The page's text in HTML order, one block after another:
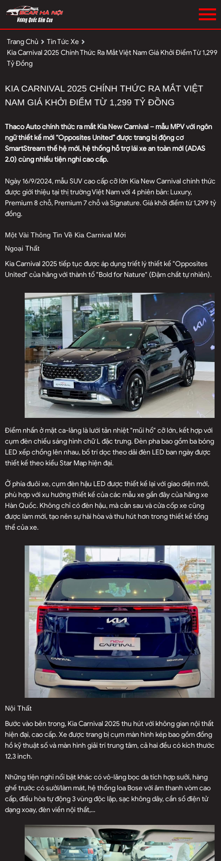
Trang Chủ
Tin Tức Xe
Kia Carnival 2025 Chính Thức Ra Mắt Việt Nam Giá Khởi Điểm Từ 1,299
Tỷ Đồng
KIA CARNIVAL 2025 CHÍNH THỨC RA MẮT VIỆT
NAM GIÁ KHỞI ĐIỂM TỪ 1,299 TỶ ĐỒNG
Thaco Auto chính thức ra mắt Kia New Carnival – mẫu MPV với ngôn
ngữ thiết kế mới “Opposites United” được trang bị động cơ
SmartStream thế hệ mới, hệ thống hỗ trợ lái xe an toàn mới (ADAS
2.0) cùng nhiều tiện nghi cao cấp.
Ngày 16/9/2024, mẫu SUV cao cấp cỡ lớn Kia New Carnival chính thức
được giới thiệu tại thị trường Việt Nam với 4 phiên bản: Luxury,
Premium 8 chỗ, Premium 7 chỗ và Signature. Giá khởi điểm từ 1,299 tỷ
đồng.
Một Vài Thông Tin Về Kia Carnival Mới
Ngoại Thất
Kia Carnival 2025 tiếp tục được áp dụng triết lý thiết kế "Opposites
United" của hãng với thành tố "Bold for Nature" (Đậm chất tự nhiên).
Điểm nhấn ở mặt ca-lăng là lưới tản nhiệt "mũi hổ" cỡ lớn, kết hợp với
cụm đèn chiếu sáng hình chữ L đặc trưng. Đèn pha bao gồm ba bóng
LED xếp chồng lên nhau, bố trí dọc theo dải đèn LED ban ngày được
thiết kế theo kiểu Star Map hiện đại.
Ở phía đuôi xe, cụm đèn hậu LED được thiết kế lại với giao diện mới,
phù hợp với xu hướng thiết kế của các mẫu xe gần đây của hãng xe
Hàn Quốc. Không chỉ có đèn hậu, mà cản sau và cửa cốp xe cũng
được làm mới, tạo nên sự hài hòa và thu hút hơn trong thiết kế tổng
thể của xe.
Nội Thất
Bước vào bên trong, Kia Carnival 2025 thu hút với không gian nội thất
hiện đại, cao cấp. Xe được trang bị cụm màn hình kép bao gồm đồng
hồ kỹ thuật số và màn hình giải trí trung tâm, cả hai đều có kích thước
12,3 inch.
Những tiện nghi nổi bật khác có vô-lăng bọc da tích hợp sưởi, hàng
ghế trước có sưởi/làm mát, hệ thống loa Bose với âm thanh vòm cao
cấp, điều hòa tự động 3 vùng độc lập, sạc không dây, cần số điện tử
dạng xoay, đèn viền nội thất,...